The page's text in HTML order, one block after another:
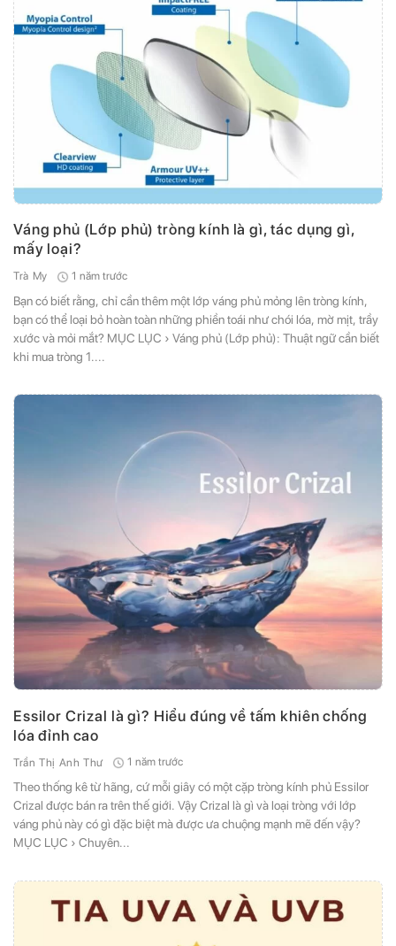
Váng phủ (Lớp phủ) tròng kính là gì, tác dụng gì,
mấy loại?
Trà My 1 năm trước
Bạn có biết rằng, chỉ cần thêm một lớp váng phủ mỏng lên tròng kính,
bạn có thể loại bỏ hoàn toàn những phiền toái như chói lóa, mờ mịt, trầy
xước và mỏi mắt? MỤC LỤC › Váng phủ (Lớp phủ): Thuật ngữ cần biết
khi mua tròng 1....
Essilor Crizal là gì? Hiểu đúng về tấm khiên chống
lóa đỉnh cao
Trần Thị Anh Thư 1 năm trước
Theo thống kê từ hãng, cứ mỗi giây có một cặp tròng kính phủ Essilor
Crizal được bán ra trên thế giới. Vậy Crizal là gì và loại tròng với lớp
váng phủ này có gì đặc biệt mà được ưa chuộng mạnh mẽ đến vậy?
MỤC LỤC › Chuyên...